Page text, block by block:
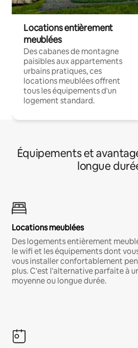
Locations entièrement
meublées
Des cabanes de montagne
paisibles aux appartements
urbains pratiques, ces
locations meublées offrent
tous les équipements d'un
logement standard.
Équipements et
longue
Locations meublées
Des logements entièrement
le wifi et les équipements dont
vous installer confortablement
plus. C'est l'alternative parfaite à
moyenne ou longue durée.